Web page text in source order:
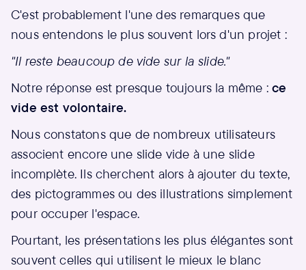
C'est probablement l'une des remarques que
nous entendons le plus souvent lors d'un projet :
"Il reste beaucoup de vide sur la slide."
Notre réponse est presque toujours la même :ce
vide est volontaire.
Nous constatons que de nombreux utilisateurs
associent encore une slide vide à une slide
incomplète. Ils cherchent alors à ajouter du texte,
des pictogrammes ou des illustrations simplement
pour occuper l'espace.
Pourtant, les présentations les plus élégantes sont
souvent celles qui utilisent le mieux le blanc